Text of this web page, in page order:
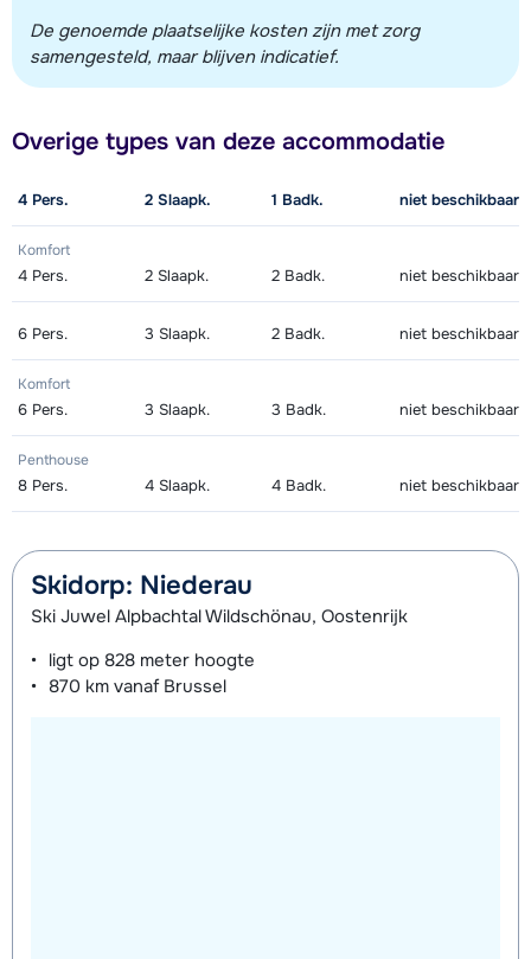
De genoemde plaatselijke kosten zijn met zorg
samengesteld, maar blijven indicatief.
Overige types van deze accommodatie
4 Pers. 2 Slaapk. 1 Badk. niet beschikbaar
Komfort
4 Pers. 2 Slaapk. 2 Badk. niet beschikbaar
6 Pers. 3 Slaapk. 2 Badk. niet beschikbaar
Komfort
6 Pers. 3 Slaapk. 3 Badk. niet beschikbaar
Penthouse
8 Pers. 4 Slaapk. 4 Badk. niet beschikbaar
Skidorp: Niederau
Ski Juwel Alpbachtal Wildschönau, Oostenrijk
ligt op 828 meter hoogte
870 km vanaf Brussel